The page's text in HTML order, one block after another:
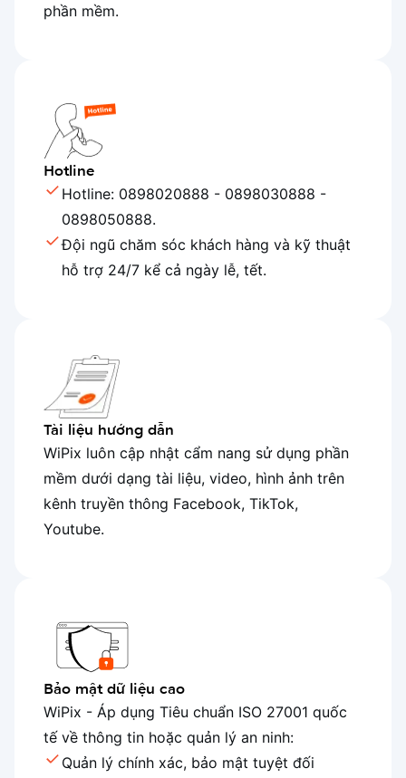
phần mềm.
Hotline
Hotline: 0898020888 - 0898030888 -
0898050888.
Đội ngũ chăm sóc khách hàng và kỹ thuật
hỗ trợ 24/7 kể cả ngày lễ, tết.
Tài liệu hướng dẫn
WiPix luôn cập nhật cẩm nang sử dụng phần
mềm dưới dạng tài liệu, video, hình ảnh trên
kênh truyền thông Facebook, TikTok,
Youtube.
Bảo mật dữ liệu cao
WiPix - Áp dụng Tiêu chuẩn ISO 27001 quốc
tế về thông tin hoặc quản lý an ninh:
Quản lý chính xác, bảo mật tuyệt đối